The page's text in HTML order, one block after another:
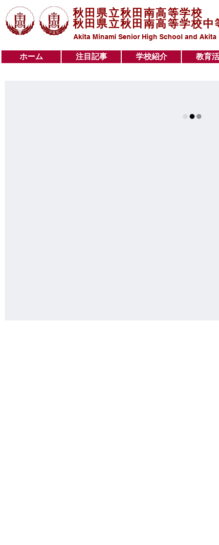
秋田県立秋田南高等学校
秋田県立秋田南高等学校中
Akita Minami Senior High School and
教育活動
学校紹介
注目記事
ホーム
ホーム 注目記事 学校紹介 教育